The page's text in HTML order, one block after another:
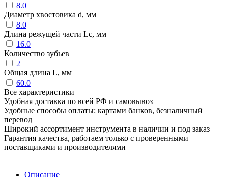
8.0
Диаметр хвостовика d, мм
8.0
Длина режущей части Lc, мм
16.0
Количество зубьев
2
Общая длина L, мм
60.0
Все характеристики
Удобная доставка по всей РФ и самовывоз
Удобные способы оплаты: картами банков, безналичный
перевод
Широкий ассортимент инструмента в наличии и под заказ
Гарантия качества, работаем только с проверенными
поставщиками и производителями
Описание